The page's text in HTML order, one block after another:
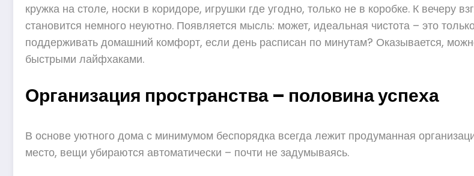
кружка на столе, носки в коридоре, игрушки где угодно, только не в коробке. К вечеру
становится немного неуютно. Появляется мысль: может, идеальная чистота – это
поддерживать домашний комфорт, если день расписан по минутам? Оказывается,
быстрыми лайфхаками.
Организация пространства – половина успеха
В основе уютного дома с минимумом беспорядка всегда лежит продуманная
место, вещи убираются автоматически – почти не задумываясь.